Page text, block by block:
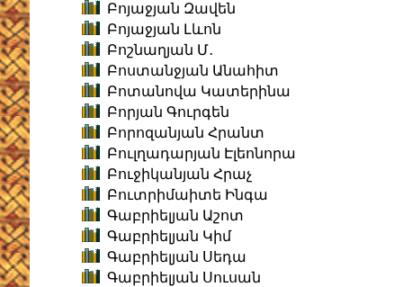
Բոյաջյան Զավեն
Բոյաջյան Լևոն
Բոշնաղյան Մ․
Բոստանջյան Անահիտ
Բոտանովա Կատերինա
Բորյան Գուրգեն
Բորոզանյան Հրանտ
Բուլղադարյան Էլեոնորա
Բուջիկանյան Հրաչ
Բուտրիմաիտե Ինգա
Գաբրիելյան Աշոտ
Գաբրիելյան Կիմ
Գաբրիելյան Սեդա
Գաբրիելյան Սուսան